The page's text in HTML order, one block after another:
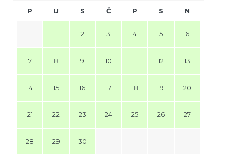
P U S Č P S N
1 2 3 4 5 6
7 8 9 10 11 12 13
14 15 16 17 18 19 20
21 22 23 24 25 26 27
28 29 30